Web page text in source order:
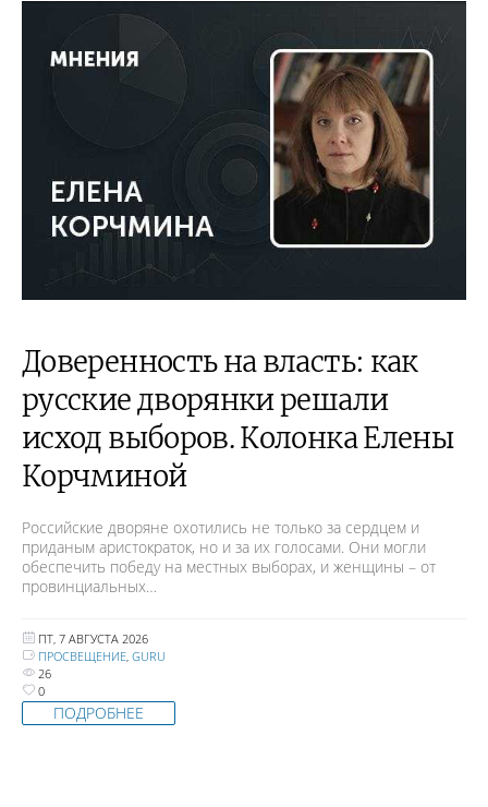
Доверенность на власть: как
русские дворянки решали
исход выборов. Колонка Елены
Корчминой
Российские дворяне охотились не только за сердцем и
приданым аристократок, но и за их голосами. Они могли
обеспечить победу на местных выборах, и женщины – от
провинциальных…
ПТ, 7 АВГУСТА 2026
ПРОСВЕЩЕНИЕ GURU
26
0
ПОДРОБНЕЕ